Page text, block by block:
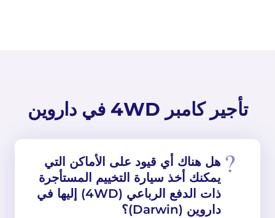
تأجير كامبر 4WD في داروين
هل هناك أي قيود على الأماكن التي
يمكنك أخذ سيارة التخييم المستأجرة
ذات الدفع الرباعي (4WD) إليها في
داروين (Darwin)؟